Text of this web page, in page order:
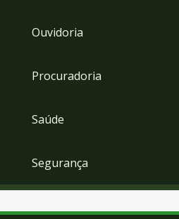
Ouvidoria
Procuradoria
Saúde
Segurança